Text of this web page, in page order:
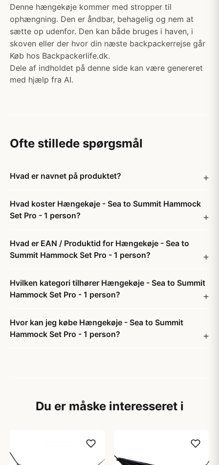
Denne hængekøje kommer med stropper til
ophængning. Den er åndbar, behagelig og nem at
sætte op udenfor. Den kan både bruges i haven, i
skoven eller der hvor din næste backpackerrejse går
Køb hos Backpackerlife.dk.
Dele af indholdet på denne side kan være genereret
med hjælp fra AI.
Ofte stillede spørgsmål
Hvad er navnet på produktet?
Hvad koster Hængekøje - Sea to Summit Hammock
Set Pro - 1 person?
Hvad er EAN / Produktid for Hængekøje - Sea to
Summit Hammock Set Pro - 1 person?
Hvilken kategori tilhører Hængekøje - Sea to Summit
Hammock Set Pro - 1 person?
Hvor kan jeg købe Hængekøje - Sea to Summit
Hammock Set Pro - 1 person?
Du er måske interesseret i